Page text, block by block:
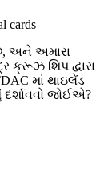
cards
અને અમારા
ક્રૂઝ શિપ દ્વારા
માં થાઇલેંડ
જોઈએ?